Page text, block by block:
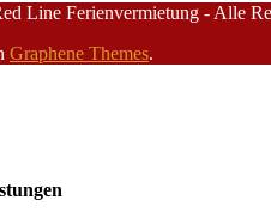
Line Ferienvermietung - Alle
Graphene Themes.